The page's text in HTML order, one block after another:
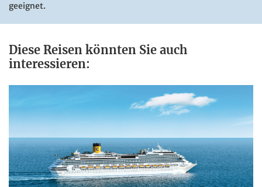
geeignet.
Diese Reisen könnten Sie auch
interessieren: